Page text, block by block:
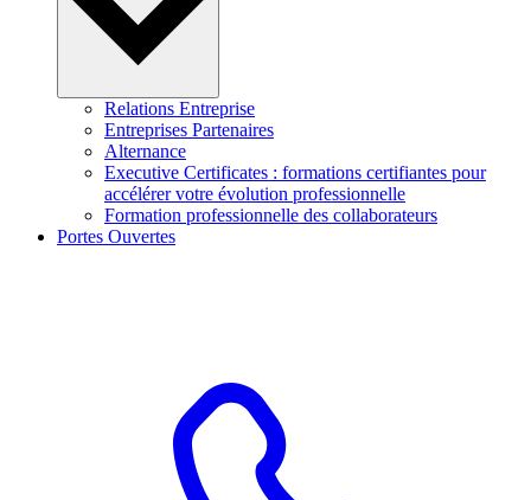
Relations Entreprise
Entreprises Partenaires
Alternance
Executive Certificates : formations certifiantes pour
accélérer votre évolution professionnelle
Formation professionnelle des collaborateurs
Portes Ouvertes